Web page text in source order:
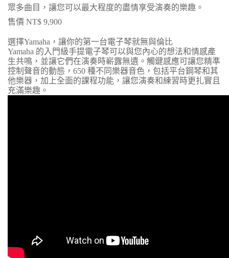
眾多曲目，讓您可以最大程度的盡情享受演奏的樂趣。
售價 NT$ 9,900
選擇Yamaha，讓你的第一台電子琴就無與倫比
Yamaha 的入門級手提電子琴可以與您內心的想法和情感產
生共鳴，並讓它們在演奏時嶄露無遺。觸鍵感應可讓您精準
控制聲音的動態，650 種不同樂器音色，包括平台鋼琴和其
他樂器，加上全面的課程功能，讓您演奏和練習時更扎實且
充滿樂趣。